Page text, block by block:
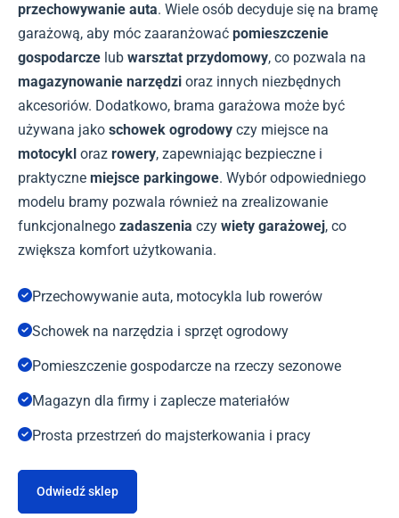
przechowywanie auta. Wiele osób decyduje się na bramę
garażową, aby móc zaaranżować pomieszczenie
gospodarcze lub warsztat przydomowy, co pozwala na
magazynowanie narzędzi oraz innych niezbędnych
akcesoriów. Dodatkowo, brama garażowa może być
używana jako schowek ogrodowy czy miejsce na
motocykl oraz rowery, zapewniając bezpieczne i
praktyczne miejsce parkingowe. Wybór odpowiedniego
modelu bramy pozwala również na zrealizowanie
funkcjonalnego zadaszenia czy wiety garażowej, co
zwiększa komfort użytkowania.
Przechowywanie auta, motocykla lub rowerów
Schowek na narzędzia i sprzęt ogrodowy
Pomieszczenie gospodarcze na rzeczy sezonowe
Magazyn dla firmy i zaplecze materiałów
Prosta przestrzeń do majsterkowania i pracy
Odwiedź sklep